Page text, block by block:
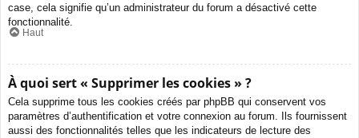
case, cela signifie qu’un administrateur du forum a désactivé cette
fonctionnalité.
Haut
À quoi sert « Supprimer les cookies » ?
Cela supprime tous les cookies créés par phpBB qui conservent vos
paramètres d’authentification et votre connexion au forum. Ils fournissent
aussi des fonctionnalités telles que les indicateurs de lecture des